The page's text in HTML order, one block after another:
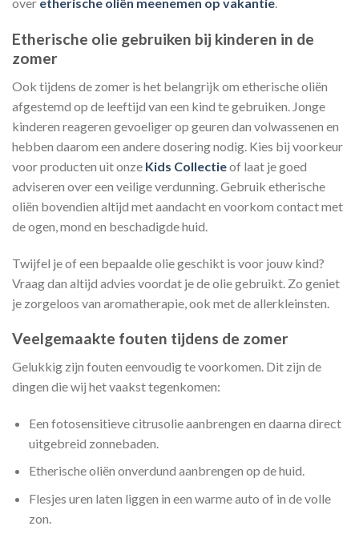
over etherische oliën meenemen op vakantie.
Etherische olie gebruiken bij kinderen in de
zomer
Ook tijdens de zomer is het belangrijk om etherische oliën
afgestemd op de leeftijd van een kind te gebruiken. Jonge
kinderen reageren gevoeliger op geuren dan volwassenen en
hebben daarom een andere dosering nodig. Kies bij voorkeur
voor producten uit onze Kids Collectieof laat je goed
adviseren over een veilige verdunning. Gebruik etherische
oliën bovendien altijd met aandacht en voorkom contact met
de ogen, mond en beschadigde huid.
Twijfel je of een bepaalde olie geschikt is voor jouw kind?
Vraag dan altijd advies voordat je de olie gebruikt. Zo geniet
je zorgeloos van aromatherapie, ook met de allerkleinsten.
Veelgemaakte fouten tijdens de zomer
Gelukkig zijn fouten eenvoudig te voorkomen. Dit zijn de
dingen die wij het vaakst tegenkomen:
Een fotosensitieve citrusolie aanbrengen en daarna direct
uitgebreid zonnebaden.
Etherische oliën onverdund aanbrengen op de huid.
Flesjes uren laten liggen in een warme auto of in de volle
zon.